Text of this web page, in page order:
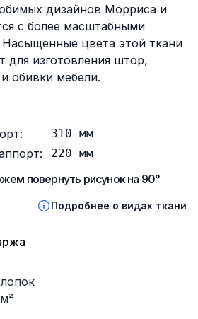
дизайнов Морриса и
с более масштабными
цвета этой ткани
для изготовления штор,
обивки мебели.
310 мм
220 мм
повернуть рисунок на 90°
Подробнее о видах ткани